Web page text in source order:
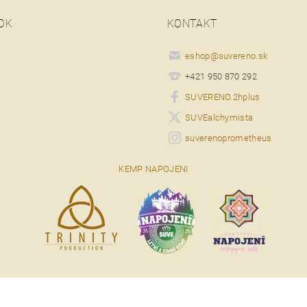
KONTAKT
eshop@suvereno.sk
+421 950 870 292
SUVERENO.2hplus
SUVEalchymista
suverenoprometheus
KEMP NAPOJENI